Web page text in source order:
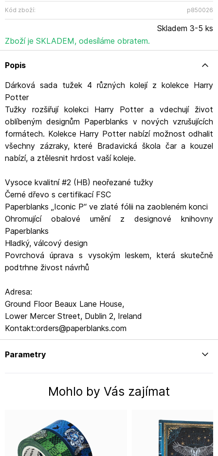
úprava s vysokým leskem, která skutečně podtrhne
živost návrhů Adresa: Ground Floor Beaux Lane House,
Lower Mercer Street, Dublin 2, Ireland
Kód zboží: p850026
Skladem 3-5 ks
Zboží je SKLADEM, odesíláme obratem.
Popis
Dárková sada tužek 4 různých kolejí z kolekce Harry
Potter
Tužky rozšiřují kolekci Harry Potter a vdechují život
oblíbeným designům Paperblanks v nových vzrušujících
formátech. Kolekce Harry Potter nabízí možnost odhalit
všechny zázraky, které Bradavická škola čar a kouzel
nabízí, a ztělesnit hrdost vaší koleje.
Vysoce kvalitní #2 (HB) neořezané tužky
Černé dřevo s certifikací FSC
Paperblanks „Iconic P“ ve zlaté fólii na zaobleném konci
Ohromující obalové umění z designové knihovny
Paperblanks
Hladký, válcový design
Povrchová úprava s vysokým leskem, která skutečně
podtrhne živost návrhů
Adresa:
Ground Floor Beaux Lane House,
Lower Mercer Street, Dublin 2, Ireland
Kontakt:orders@paperblanks.com
Parametry
Mohlo by Vás zajímat